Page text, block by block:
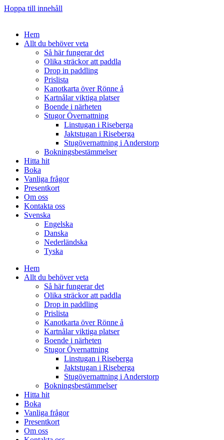
Hoppa till innehåll
Hem
Allt du behöver veta
Så här fungerar det
Olika sträckor att paddla
Drop in paddling
Prislista
Kanotkarta över Rönne å
Kartnålar viktiga platser
Boende i närheten
Stugor Övernattning
Linstugan i Riseberga
Jaktstugan i Riseberga
Stugövernattning i Anderstorp
Bokningsbestämmelser
Hitta hit
Boka
Vanliga frågor
Presentkort
Om oss
Kontakta oss
Svenska
Engelska
Danska
Nederländska
Tyska
Hem
Allt du behöver veta
Så här fungerar det
Olika sträckor att paddla
Drop in paddling
Prislista
Kanotkarta över Rönne å
Kartnålar viktiga platser
Boende i närheten
Stugor Övernattning
Linstugan i Riseberga
Jaktstugan i Riseberga
Stugövernattning i Anderstorp
Bokningsbestämmelser
Hitta hit
Boka
Vanliga frågor
Presentkort
Om oss